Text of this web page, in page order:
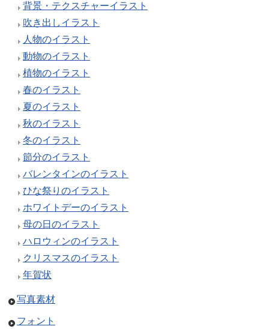
背景・テクスチャーイラスト
吹き出しイラスト
人物のイラスト
動物のイラスト
植物のイラスト
春のイラスト
夏のイラスト
秋のイラスト
冬のイラスト
節分のイラスト
バレンタインのイラスト
ひな祭りのイラスト
ホワイトデーのイラスト
母の日のイラスト
ハロウィンのイラスト
クリスマスのイラスト
年賀状
写真素材
フォント